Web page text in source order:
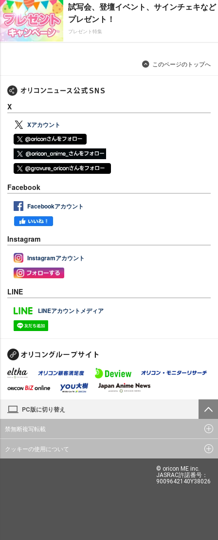
試写会、登壇イベント、サインチェキなど
プレゼント！
プレゼント特集
このページのトップへ
X
Xアカウント
Facebook
Facebookアカウント
Instagram
Instagramアカウント
LINE
LINEアカウントメディア
PC版に切り替え
禁無断複写転載
クッキーの使用について
© oricon ME inc.
JASRAC許諾番号：
9009642140Y38026